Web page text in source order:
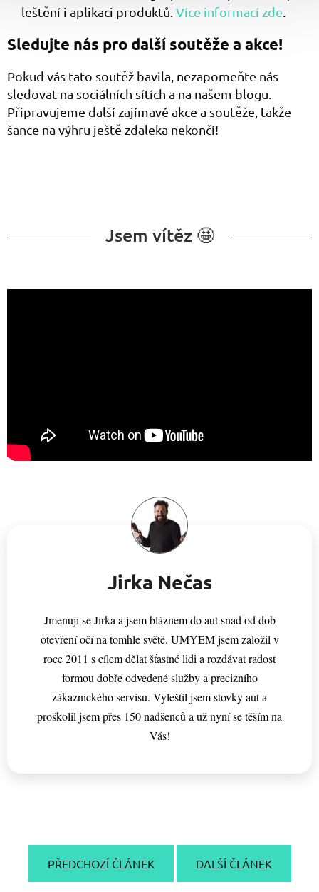
leštění i aplikaci produktů. Více informací zde
Sledujte nás pro další soutěže a akce!
Pokud vás tato soutěž bavila, nezapomeňte nás
sledovat na sociálních sítích a na našem blogu.
Připravujeme další zajímavé akce a soutěže, takže
šance na výhru ještě zdaleka nekončí!
Jsem vítěz 🤩
Jirka Nečas
Jmenuji se Jirka a jsem bláznem do aut snad od dob
otevření očí na tomhle světě. UMYEM jsem založil v
roce 2011 s cílem dělat šťastné lidi a rozdávat radost
formou dobře odvedené služby a precizního
zákaznického servisu. Vyleštil jsem stovky aut a
proškolil jsem přes 150 nadšenců a už nyní se těším na
Vás!
PŘEDCHOZÍ ČLÁNEK DALŠÍ ČLÁNEK